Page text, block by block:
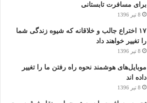
برای مسافرت تابستانی
8 تیر 1396
۱۷ اختراع جالب و خلاقانه که شیوه زندگی شما
را تغییر خواهند داد
8 تیر 1396
موبایل‌های هوشمند نحوه راه رفتن ما را تغییر
داده اند
8 تیر 1396